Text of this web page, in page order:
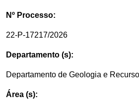
Nº Processo:
22-P-17217/2026
Departamento (s):
Departamento de Geologia e
Área (s):